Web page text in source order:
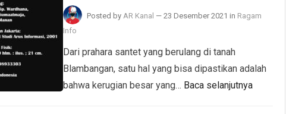
Posted by AR Kanal — 23 Desember 2021 in Ragam
Info
Dari prahara santet yang berulang di tanah
Blambangan, satu hal yang bisa dipastikan adalah
bahwa kerugian besar yang… Baca selanjutnya